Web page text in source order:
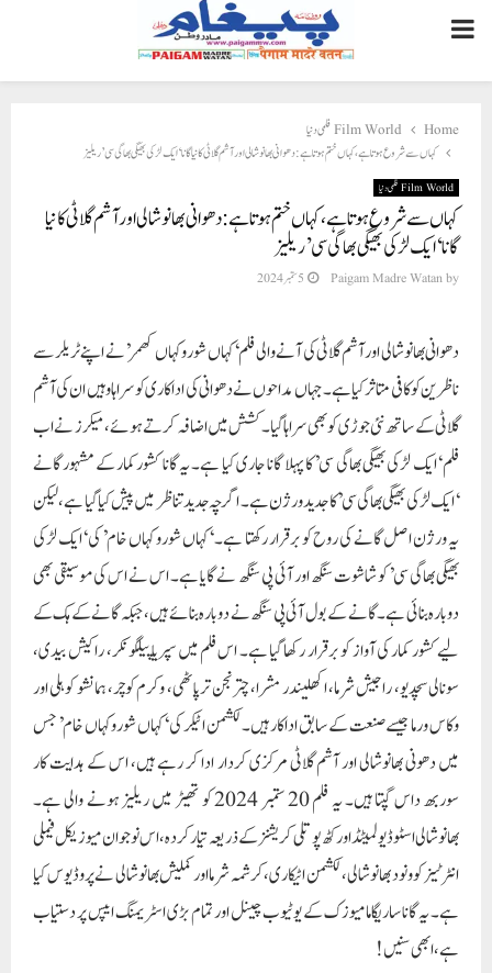
PRIMARY
MENU
Home
Film World فلمی دنیا
کہاں سے شروع ہوتا ہے، کہاں ختم ہوتا ہے: دھوانی بھانوشالی اور آشم گلاٹی کا نیا گانا ‘ایک لڑکی بھیگی بھاگی سی’ ریلیز
Film World فلمی دنیا
کہاں سے شروع ہوتا ہے، کہاں ختم ہوتا ہے: دھوانی بھانوشالی اور آشم گلاٹی کا نیا
گانا ‘ایک لڑکی بھیگی بھاگی سی’ ریلیز
by
Paigam Madre Watan 5 ستمبر 2024
دھوانی بھانوشالی اور آشم گلاٹی کی آنے والی فلم ‘کہاں شورو کہاں کھمر’ نے اپنے ٹریلر سے
ناظرین کو کافی متاثر کیا ہے۔ جہاں مداحوں نے دھوانی کی اداکاری کو سراہا وہیں ان کی آشم
گلاٹی کے ساتھ نئی جوڑی کو بھی سراہا گیا۔ کشش میں اضافہ کرتے ہوئے، میکرز نے اب
فلم ‘ایک لڑکی بھیگی بھاگی سی’ کا پہلا گانا جاری کیا ہے۔ یہ گانا کشور کمار کے مشہور گانے
‘ایک لڑکی بھیگی بھاگی سی’ کا جدید ورژن ہے۔ اگرچہ جدید تناظر میں پیش کیا گیا ہے، لیکن
یہ ورژن اصل گانے کی روح کو برقرار رکھتا ہے۔ ‘کہاں شورو کہاں خام’ کی ‘ایک لڑکی
بھیگی بھاگی سی’ کو شاشوت سنگھ اور آئی پی سنگھ نے گایا ہے۔ اس نے اس کی موسیقی بھی
دوبارہ بنائی ہے۔ گانے کے بول آئی پی سنگھ نے دوبارہ بنائے ہیں، جبکہ گانے کے ہک کے
لیے کشور کمار کی آواز کو برقرار رکھا گیا ہے۔ اس فلم میں سپریا پیلگونکر، راکیش بیدی،
سونالی سچدیو، راجیش شرما، اکھلیندر مشرا، چترنجن ترپاٹھی، وکرم کوچر، ہمانشو کوہلی اور
وکاس ورما جیسے صنعت کے سابق اداکار ہیں۔ لکشمن اٹیکر کی ‘کہاں شورو کہاں خام’ جس
میں دھونی بھانوشالی اور آشم گلاٹی مرکزی کردار ادا کر رہے ہیں، اس کے ہدایت کار
سوربھ داس گپتا ہیں۔ یہ فلم 20 ستمبر 2024 کو تھیٹر میں ریلیز ہونے والی ہے۔
بھانوشالی اسٹوڈیو لمیٹڈ اور کٹھ پوتلی کریشنز کے ذریعہ تیار کردہ، اس نوجوان میوزیکل فیملی
انٹرٹینر کو ونود بھانوشالی، لکشمن اٹیکاری، کرشمہ شرما اور کملیش بھانوشالی نے پروڈیوس کیا
ہے۔ یہ گانا ساریگاما میوزک کے یوٹیوب چینل اور تمام بڑی اسٹریمنگ ایپس پر دستیاب
ہے، ابھی سنیں!